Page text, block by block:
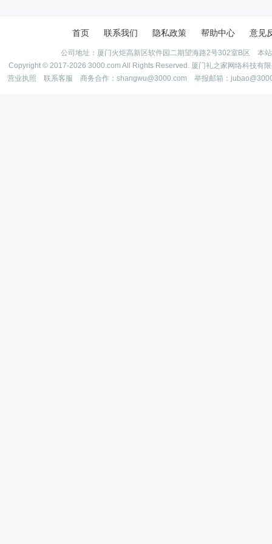
首页 联系我们 隐私政策 帮助中心 意见
公司地址：厦门火炬高新区软件园二期望海路2号302室B区 本
Copyright © 2017-2026 3000.com All Rights Reserved. 厦门礼之家网络科技有
营业执照
联系客服 商务合作：shangwu@3000.com 举报邮箱：